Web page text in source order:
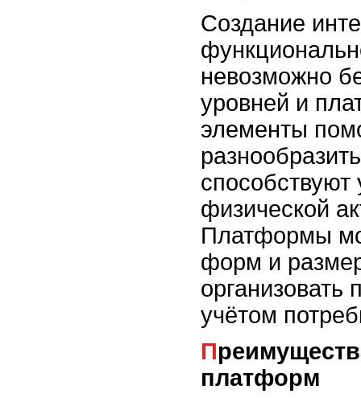
Создание
невозможно
уровней и
элементы
физической
Платформы
форм и
организовать
учётом
Преимущества уровней и
платформ